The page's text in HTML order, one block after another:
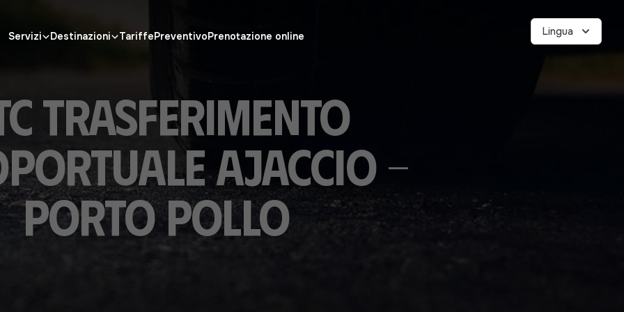
Servizi Destinazioni TariffePreventivoPrenotazione online Lingua
Trasferimento
Ajaccio -
Porto Pollo